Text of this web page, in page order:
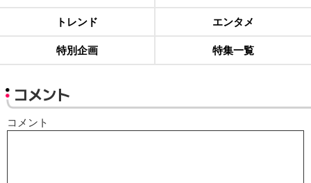
トレンド エンタメ
特別企画 特集一覧
コメント
コメント